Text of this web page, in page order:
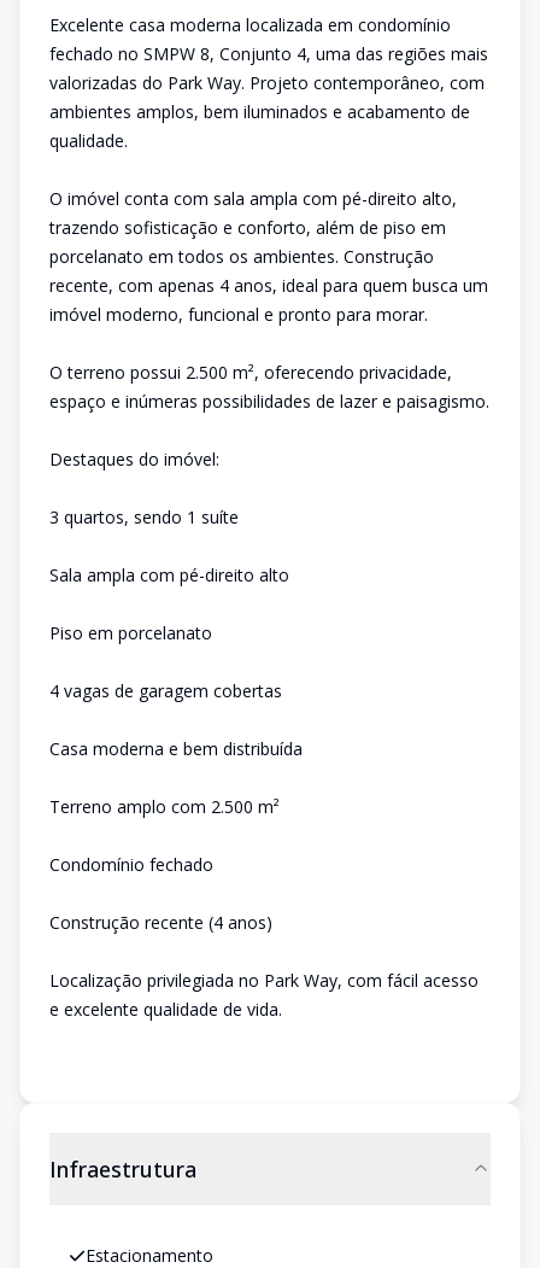
Excelente casa moderna localizada em condomínio
fechado no SMPW 8, Conjunto 4, uma das regiões mais
valorizadas do Park Way. Projeto contemporâneo, com
ambientes amplos, bem iluminados e acabamento de
qualidade.
O imóvel conta com sala ampla com pé-direito alto,
trazendo sofisticação e conforto, além de piso em
porcelanato em todos os ambientes. Construção
recente, com apenas 4 anos, ideal para quem busca um
imóvel moderno, funcional e pronto para morar.
O terreno possui 2.500 m², oferecendo privacidade,
espaço e inúmeras possibilidades de lazer e paisagismo.
Destaques do imóvel:
3 quartos, sendo 1 suíte
Sala ampla com pé-direito alto
Piso em porcelanato
4 vagas de garagem cobertas
Casa moderna e bem distribuída
Terreno amplo com 2.500 m²
Condomínio fechado
Construção recente (4 anos)
Localização privilegiada no Park Way, com fácil acesso
e excelente qualidade de vida.
Infraestrutura
Estacionamento